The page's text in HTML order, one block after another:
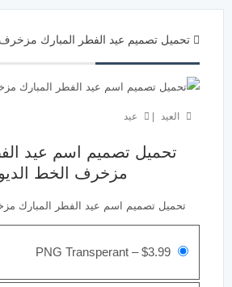
تحميل تصميم عيد الفطر المبارك مزخرف
العيد | عيد
تحميل تصميم اسم عيد
مزخرف الخط
تحميل تصميم اسم عيد الفطر المبارك
PNG Transperant –$3.99